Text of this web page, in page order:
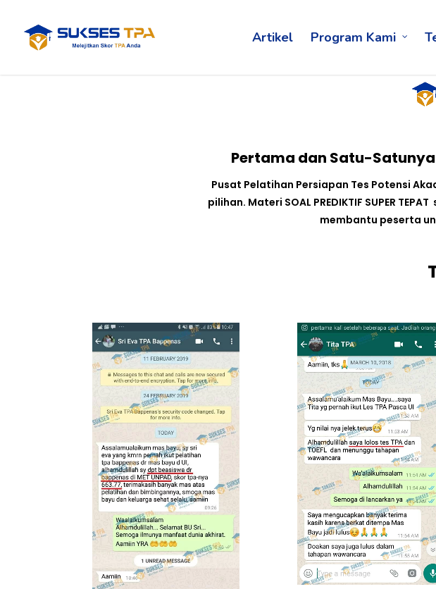
Artikel Program Kami
Pertama dan Satu-
Pusat Pelatihan Persiapan Tes Potensi
pilihan. Materi SOAL PREDIKTIF SUPER
membantu peserta